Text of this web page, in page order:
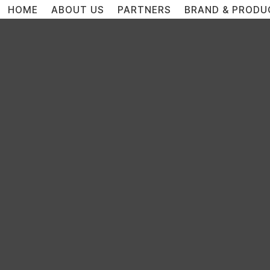
HOME ABOUT US PARTNERS BRAND &